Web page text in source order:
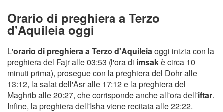
Orario di preghiera a Terzo
d'Aquileia oggi
L'orario di preghiera a Terzo d'Aquileiaoggi inizia con la
preghiera del Fajr alle 03:53 (l'ora di imsakè circa 10
minuti prima), prosegue con la preghiera del Dohr alle
13:12, la salat dell'Asr alle 17:12 e la preghiera del
Maghrib alle 20:27, che corrisponde anche all'ora dell'iftar.
Infine, la preghiera dell'Isha viene recitata alle 22:22.